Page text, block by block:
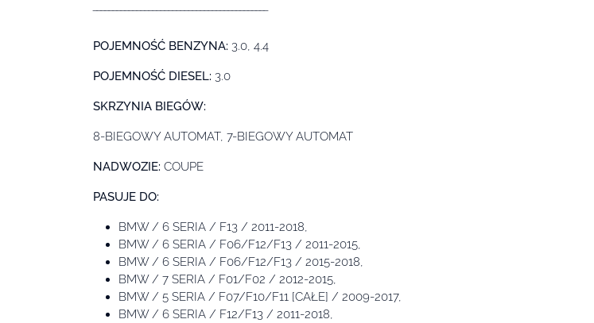
‾‾‾‾‾‾‾‾‾‾‾‾‾‾‾‾‾‾‾‾‾‾‾‾‾‾‾‾‾‾‾‾‾‾‾‾‾‾‾‾‾‾‾‾
POJEMNOŚĆ BENZYNA: 3.0, 4.4
POJEMNOŚĆ DIESEL: 3.0
SKRZYNIA BIEGÓW:
8-BIEGOWY AUTOMAT, 7-BIEGOWY AUTOMAT
NADWOZIE: COUPE
PASUJE DO:
BMW / 6 SERIA / F13 / 2011-2018,
BMW / 6 SERIA / F06/F12/F13 / 2011-2015,
BMW / 6 SERIA / F06/F12/F13 / 2015-2018,
BMW / 7 SERIA / F01/F02 / 2012-2015,
BMW / 5 SERIA / F07/F10/F11 [CAŁE] / 2009-2017,
BMW / 6 SERIA / F12/F13 / 2011-2018,